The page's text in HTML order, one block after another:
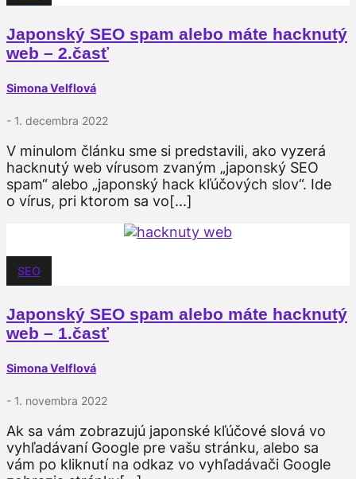
Japonský SEO spam alebo máte hacknutý
web – 2.časť
Simona Velflová
- 1. decembra 2022
V minulom článku sme si predstavili, ako vyzerá
hacknutý web vírusom zvaným „japonský SEO
spam“ alebo „japonský hack kľúčových slov“. Ide
o vírus, pri ktorom sa vo[...]
SEO
Japonský SEO spam alebo máte hacknutý
web – 1.časť
Simona Velflová
- 1. novembra 2022
Ak sa vám zobrazujú japonské kľúčové slová vo
vyhľadávaní Google pre vašu stránku, alebo sa
vám po kliknutí na odkaz vo vyhľadávači Google